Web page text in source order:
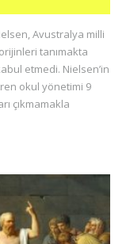
Avustralya milli
tanımakta
etmedi. Nielsen’in
okul yönetimi 9
çıkmamakla